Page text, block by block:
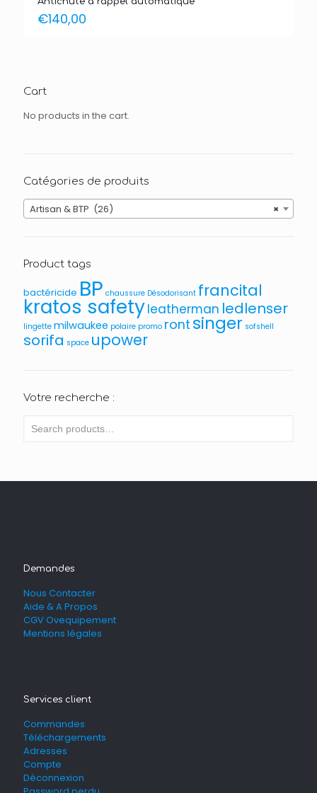
€140,00
Cart
No products in the cart.
Catégories de produits
×
Artisan & BTP (26)
Product tags
bactéricide BP chaussure Désodorisant francital
kratos safetyleatherman ledlenser
lingette milwaukee polaire promo ront singer sofshell
sorifa space upower
Votre recherche :
Demandes
Nous Contacter
Aide & A Propos
CGV Ovequipement
Mentions légales
Services client
Commandes
Téléchargements
Adresses
Compte
Déconnexion